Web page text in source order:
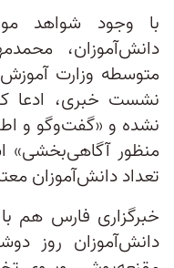
با وجود شواهد
دانش‌آموزان،
متوسطه وزارت
نشست خبری، ادعا
نشده و «گفت‌وگو و
منظور آگاهی‌بخشی»
تعداد دانش‌آموزان
خبرگزاری فارس هم
دانش‌آموزان روز